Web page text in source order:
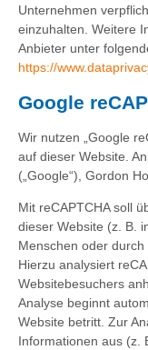
Unternehmen
einzuhalten. Weitere
Anbieter unter
https://
Google
Wir nutzen „Google
auf dieser Website.
(„Google“), Gordon
Mit reCAPTCHA soll
dieser Website (z. B.
Menschen oder
Hierzu analysiert
Websitebesuchers
Analyse beginnt
Website betritt. Zur
Informationen aus (z.